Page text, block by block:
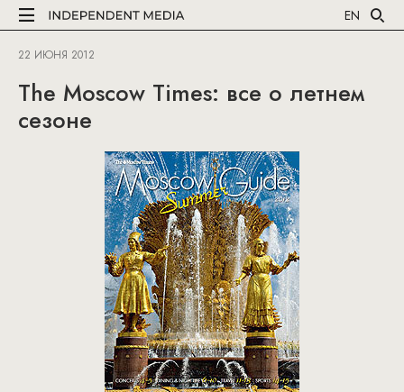
EN
22 ИЮНЯ 2012
The Moscow Times: все о летнем
сезоне